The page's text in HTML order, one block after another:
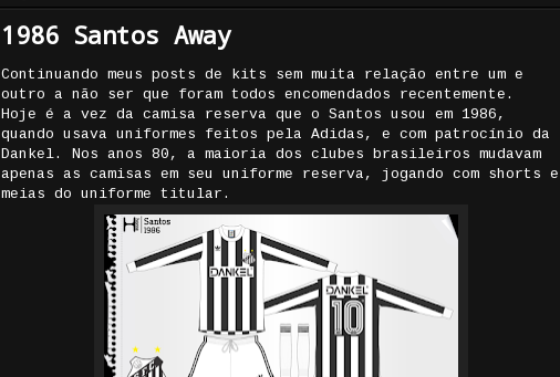
1986 Santos Away
Continuando meus posts de kits sem muita relação entre um e
outro a não ser que foram todos encomendados recentemente.
Hoje é a vez da camisa reserva que o Santos usou em 1986,
quando usava uniformes feitos pela Adidas, e com patrocínio da
Dankel. Nos anos 80, a maioria dos clubes brasileiros mudavam
apenas as camisas em seu uniforme reserva, jogando com shorts e
meias do uniforme titular.